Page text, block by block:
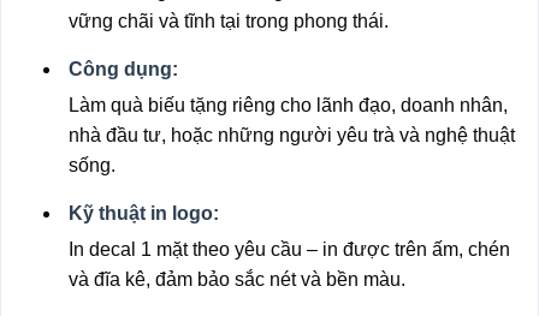
vững chãi và tĩnh tại trong phong thái.
Công dụng:
Làm quà biếu tặng riêng cho lãnh đạo, doanh nhân,
nhà đầu tư, hoặc những người yêu trà và nghệ thuật
sống.
Kỹ thuật in logo:
In decal 1 mặt theo yêu cầu – in được trên ấm, chén
và đĩa kê, đảm bảo sắc nét và bền màu.